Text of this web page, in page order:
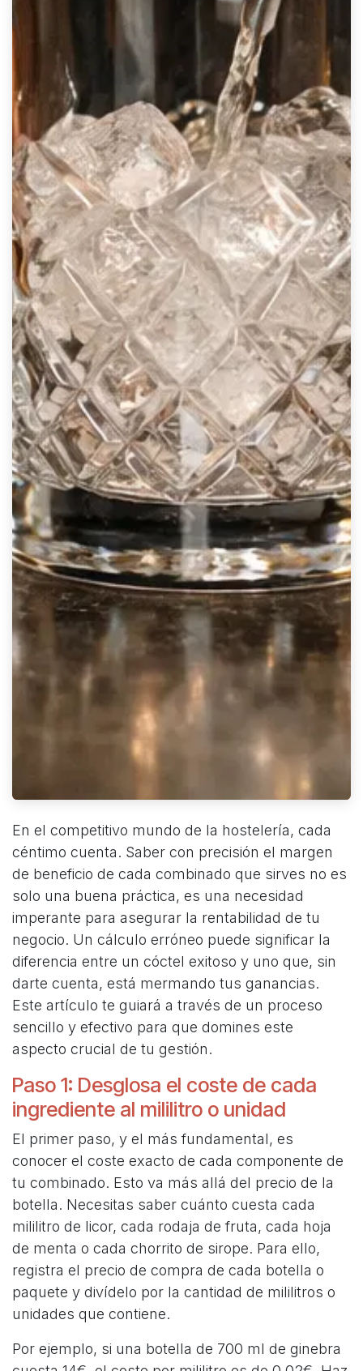
En el competitivo mundo de la hostelería, cada
céntimo cuenta. Saber con precisión el margen
de beneficio de cada combinado que sirves no es
solo una buena práctica, es una necesidad
imperante para asegurar la rentabilidad de tu
negocio. Un cálculo erróneo puede significar la
diferencia entre un cóctel exitoso y uno que, sin
darte cuenta, está mermando tus ganancias.
Este artículo te guiará a través de un proceso
sencillo y efectivo para que domines este
aspecto crucial de tu gestión.
Paso 1: Desglosa el coste de cada
ingrediente al mililitro o unidad
El primer paso, y el más fundamental, es
conocer el coste exacto de cada componente de
tu combinado. Esto va más allá del precio de la
botella. Necesitas saber cuánto cuesta cada
mililitro de licor, cada rodaja de fruta, cada hoja
de menta o cada chorrito de sirope. Para ello,
registra el precio de compra de cada botella o
paquete y divídelo por la cantidad de mililitros o
unidades que contiene.
Por ejemplo, si una botella de 700 ml de ginebra